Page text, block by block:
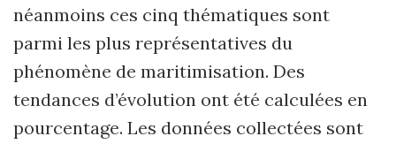
néanmoins ces cinq thématiques sont
parmi les plus représentatives du
phénomène de maritimisation. Des
tendances d’évolution ont été calculées en
pourcentage. Les données collectées sont